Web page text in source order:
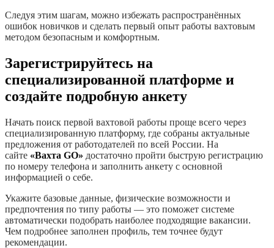
Следуя этим шагам, можно избежать распространённых
ошибок новичков и сделать первый опыт работы вахтовым
методом безопасным и комфортным.
Зарегистрируйтесь на
специализированной платформе и
создайте подробную анкету
Начать поиск первой вахтовой работы проще всего через
специализированную платформу, где собраны актуальные
предложения от работодателей по всей России. На
сайте «Вахта GO» достаточно пройти быструю регистрацию
по номеру телефона и заполнить анкету с основной
информацией о себе.
Укажите базовые данные, физические возможности и
предпочтения по типу работы — это поможет системе
автоматически подобрать наиболее подходящие вакансии.
Чем подробнее заполнен профиль, тем точнее будут
рекомендации.